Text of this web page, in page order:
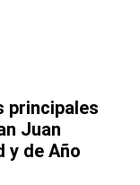
principales
Juan
y de Año